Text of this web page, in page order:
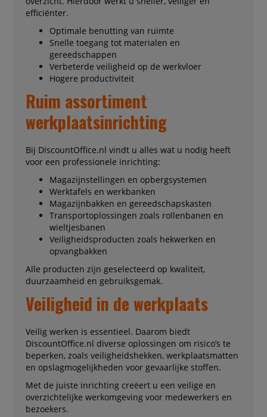
efficiënter.
Optimale benutting van ruimte
Snelle toegang tot materialen en
gereedschappen
Verbeterde veiligheid op de werkvloer
Hogere productiviteit
Ruim assortiment
werkplaatsinrichting
Bij DiscountOffice.nl vindt u alles wat u nodig heeft
voor een professionele inrichting:
Magazijnstellingen en opbergsystemen
Werktafels en werkbanken
Magazijnbakken en gereedschapskasten
Transportoplossingen zoals rollenbanen en
wieltjesbanen
Veiligheidsproducten zoals hekwerken en
opvangbakken
Alle producten zijn geselecteerd op kwaliteit,
duurzaamheid en gebruiksgemak.
Veiligheid in de werkplaats
Veilig werken is essentieel. Daarom biedt
DiscountOffice.nl diverse oplossingen om risico’s te
beperken, zoals veiligheidshekken, werkplaatsmatten
en opslagmogelijkheden voor gevaarlijke stoffen.
Met de juiste inrichting creëert u een veilige en
overzichtelijke werkomgeving voor medewerkers en
bezoekers.